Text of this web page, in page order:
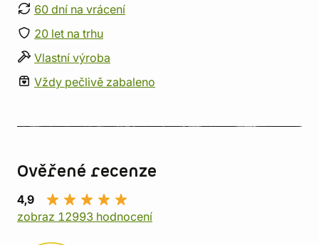
60 dní na vrácení
20 let na trhu
Vlastní výroba
Vždy pečlivě zabaleno
Ověřené recenze
4,9
zobraz 12993 hodnocení